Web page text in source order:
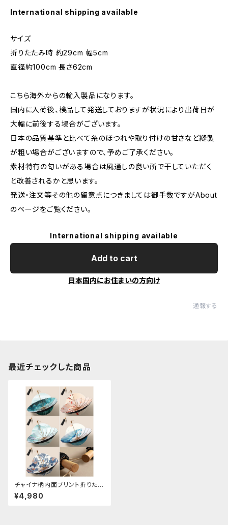
International shipping available
サイズ
折りたたみ時 約29cm 幅5cm
直径約100cm 長さ62cm
こちら海外からの輸入製品になります。
国内に入荷後、検品して発送しておりますが状況により出荷日が
大幅に前後する場合がございます。
日本の品質基準と比べて糸のほつれや取り付けの甘さなど縫製
が粗い場合がございますので、予めご了承ください。
素材特有の匂いがある場合は風通しの良い所で干していただく
と改善されるかと思います。
発送・注文等その他の留意点につきましては御手数ですがAbout
のページをご覧ください。
International shipping available
Add to cart
日本国内にお住まいの方向け
通報する
最近チェックした商品
チャイナ柄内面プリント折りたた
み傘
¥4,980